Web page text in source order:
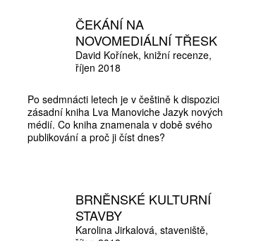
ČEKÁNÍ NA
NOVOMEDIÁLNÍ TŘESK
David Kořínek knižní recenze
říjen 2018
Po sedmnácti letech je v češtině k dispozici
zásadní kniha Lva Manoviche Jazyk nových
médií. Co kniha znamenala v době svého
publikování a proč ji číst dnes?
BRNĚNSKÉ KULTURNÍ
STAVBY
Karolina Jirkalová staveniště